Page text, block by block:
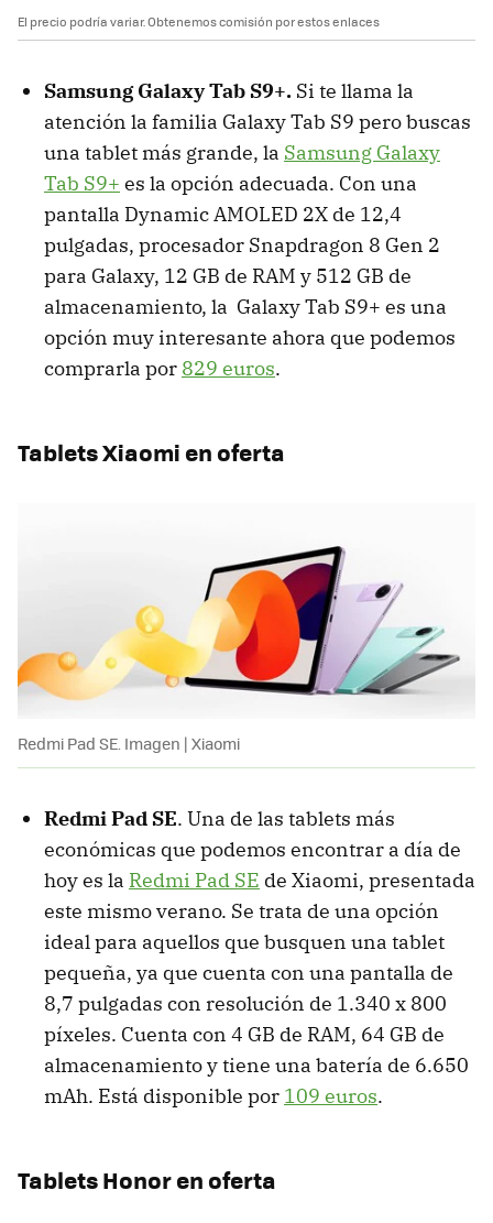
El precio podría variar. Obtenemos comisión por estos enlaces
Samsung Galaxy Tab S9+. Si te llama la
atención la familia Galaxy Tab S9 pero buscas
una tablet más grande, la Samsung Galaxy
Tab S9+ es la opción adecuada. Con una
pantalla Dynamic AMOLED 2X de 12,4
pulgadas, procesador Snapdragon 8 Gen 2
para Galaxy, 12 GB de RAM y 512 GB de
almacenamiento, la Galaxy Tab S9+ es una
opción muy interesante ahora que podemos
comprarla por 829 euros.
Tablets Xiaomi en oferta
Redmi Pad SE. Imagen | Xiaomi
Redmi Pad SE. Una de las tablets más
económicas que podemos encontrar a día de
hoy es la Redmi Pad SE de Xiaomi, presentada
este mismo verano. Se trata de una opción
ideal para aquellos que busquen una tablet
pequeña, ya que cuenta con una pantalla de
8,7 pulgadas con resolución de 1.340 x 800
píxeles. Cuenta con 4 GB de RAM, 64 GB de
almacenamiento y tiene una batería de 6.650
mAh. Está disponible por 109 euros.
Tablets Honor en oferta